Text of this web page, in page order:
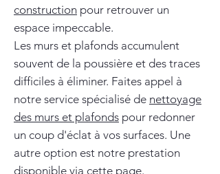
construction pour retrouver un
espace impeccable.
Les murs et plafonds accumulent
souvent de la poussière et des traces
difficiles à éliminer. Faites appel à
notre service spécialisé de nettoyage
des murs et plafonds pour redonner
un coup d'éclat à vos surfaces. Une
autre option est notre prestation
disponible via cette page.